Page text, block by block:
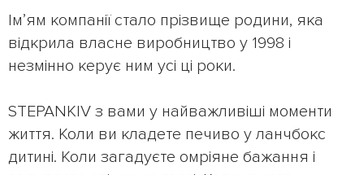
Імʼям компанії стало прізвище родини, яка
відкрила власне виробництво у 1998 і
незмінно керує ним усі ці роки.
STEPANKIV з вами у найважливіші моменти
життя. Коли ви кладете печиво у ланчбокс
дитині. Коли загадуєте омріяне бажання і